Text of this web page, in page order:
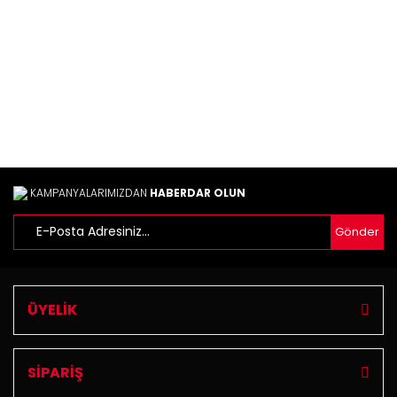
KAMPANYALARIMIZDAN HABERDAR OLUN
Gönder
ÜYELİK
SİPARİŞ